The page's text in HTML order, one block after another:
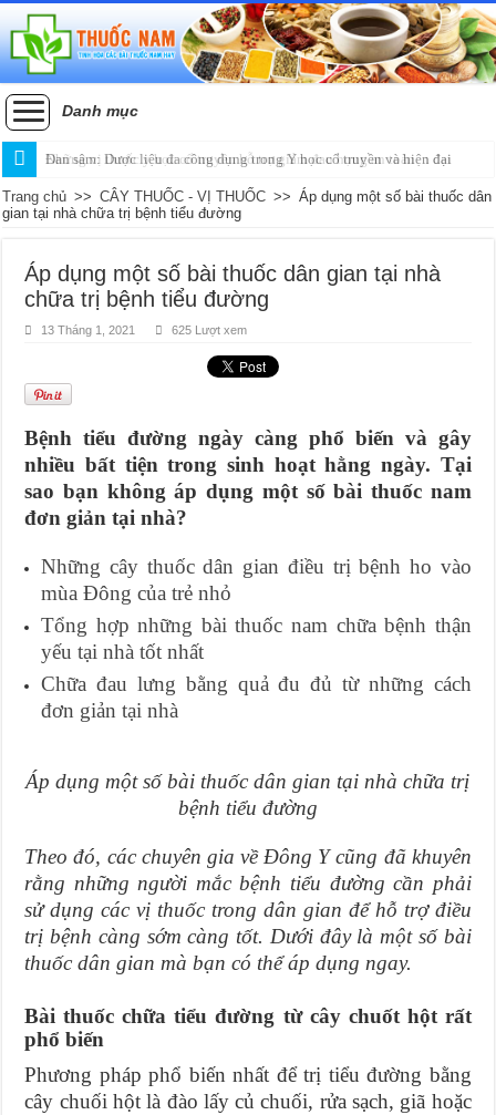
Danh mục
Đan sâm: Dược liệu đa công dụng trong Y học cổ truyền và hiện đại
Trang chủ >> CÂY THUỐC - VỊ THUỐC >> Áp dụng một số bài thuốc dân
gian tại nhà chữa trị bệnh tiểu đường
Áp dụng một số bài thuốc dân gian tại nhà
chữa trị bệnh tiểu đường
13 Tháng 1, 2021 625 Lượt xem
Bệnh tiểu đường ngày càng phổ biến và gây
nhiều bất tiện trong sinh hoạt hằng ngày. Tại
sao bạn không áp dụng một số bài thuốc nam
đơn giản tại nhà?
Những cây thuốc dân gian điều trị bệnh ho vào
mùa Đông của trẻ nhỏ
Tổng hợp những bài thuốc nam chữa bệnh thận
yếu tại nhà tốt nhất
Chữa đau lưng bằng quả đu đủ từ những cách
đơn giản tại nhà
Áp dụng một số bài thuốc dân gian tại nhà chữa trị
bệnh tiểu đường
Theo đó, các chuyên gia về Đông Y cũng đã khuyên
rằng những người mắc bệnh tiểu đường cần phải
sử dụng các vị thuốc trong dân gian để hỗ trợ điều
trị bệnh càng sớm càng tốt. Dưới đây là một số bài
thuốc dân gian mà bạn có thể áp dụng ngay.
Bài thuốc chữa tiểu đường từ cây chuốt hột rất
phổ biến
Phương pháp phổ biến nhất để trị tiểu đường bằng
cây chuối hột là đào lấy củ chuối, rửa sạch, giã hoặc